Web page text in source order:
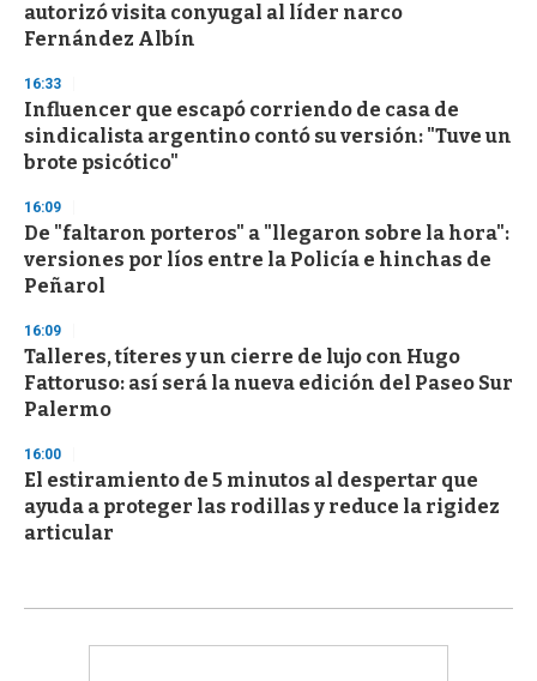
autorizó visita conyugal al líder narco
Fernández Albín
16:33
Influencer que escapó corriendo de casa de
sindicalista argentino contó su versión: "Tuve un
brote psicótico"
16:09
De "faltaron porteros" a "llegaron sobre la hora":
versiones por líos entre la Policía e hinchas de
Peñarol
16:09
Talleres, títeres y un cierre de lujo con Hugo
Fattoruso: así será la nueva edición del Paseo Sur
Palermo
16:00
El estiramiento de 5 minutos al despertar que
ayuda a proteger las rodillas y reduce la rigidez
articular